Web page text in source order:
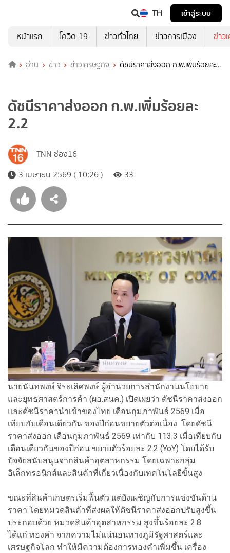
TH
เข้าสู่ระบบ
หน้าแรก
โควิด-19 ข่าวทั่วไทย ข่าวการเมือง ข่าว
อ่าน ข่าว ข่าวเศรษฐกิจ
ดัชนีราคาส่งออก ก.พ.เพิ่มร้อยละ
ดัชนีราคาส่งออก ก.พ.เพิ่มร้อยละ
2.2
TNN ช่อง16
3 เมษายน 2569 ( 10:26 )
33
นายนันทพงษ์ จิระเลิศพงษ์ ผู้อำนวยการสำนักงานนโยบาย
และยุทธศาสตร์การค้า (ผอ.สนค.) เปิดเผยว่า ดัชนีราคาส่งออก
และดัชนีราคานำเข้าของไทย เดือนกุมภาพันธ์ 2569 เมื่อ
เทียบกับเดือนเดียวกัน ของปีก่อนขยายตัวต่อเนื่อง โดยดัชนี
ราคาส่งออก เดือนกุมภาพันธ์ 2569 เท่ากับ 113.3 เมื่อเทียบกับ
เดือนเดียวกันของปีก่อน ขยายตัวร้อยละ 2.2 (YoY) โดยได้รับ
ปัจจัยสนับสนุนจากสินค้าอุตสาหกรรม โดยเฉพาะกลุ่ม
อิเล็กทรอนิกส์และสินค้าที่เกี่ยวเนื่องกับเทคโนโลยีขั้นสูง
ขณะที่สินค้าเกษตรเริ่มฟื้นตัว แต่ยังเผชิญกับการแข่งขันด้าน
ราคา โดยหมวดสินค้าที่ส่งผลให้ดัชนีราคาส่งออกปรับสูงขึ้น
ประกอบด้วย หมวดสินค้าอุตสาหกรรม สูงขึ้นร้อยละ 2.8
ได้แก่ ทองคำ จากความไม่แน่นอนทางภูมิรัฐศาสตร์และ
เศรษฐกิจโลก ทำให้มีความต้องการทองคำเพิ่มขึ้น เครื่อง